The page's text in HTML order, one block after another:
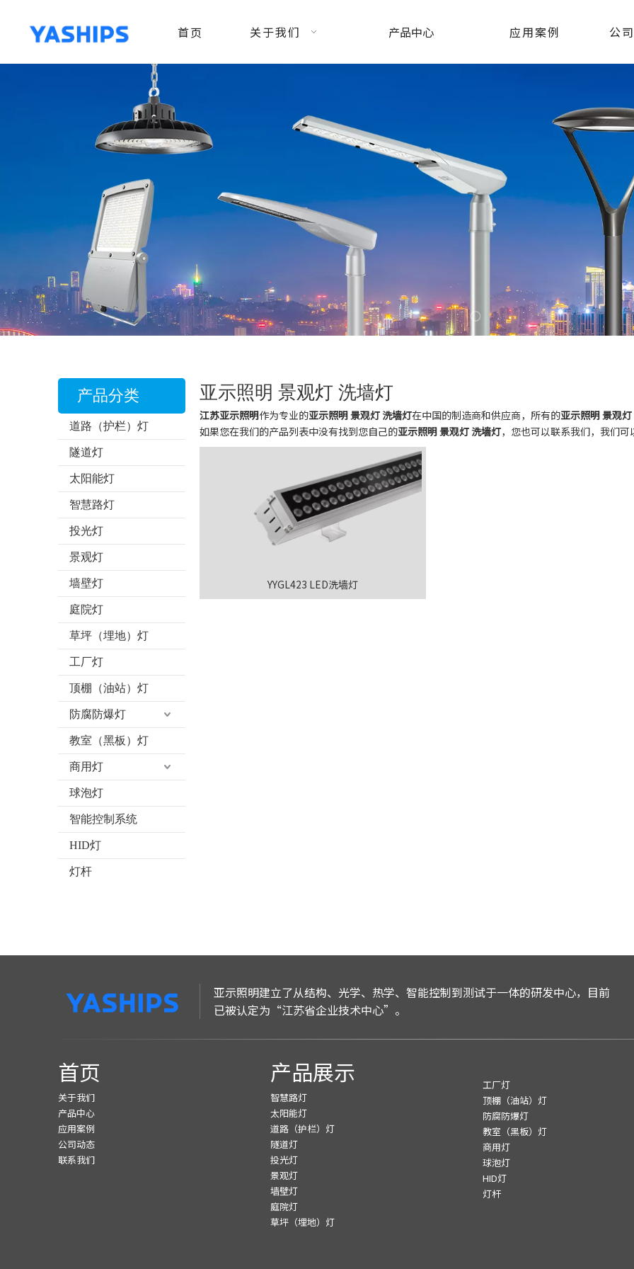
首页 关于我们 产品中心 应用案例 公
产品分类
道路（护栏）灯
隧道灯
太阳能灯
智慧路灯
投光灯
景观灯
墙壁灯
庭院灯
草坪（埋地）灯
工厂灯
顶棚（油站）灯
防腐防爆灯
教室（黑板）灯
商用灯
球泡灯
智能控制系统
HID灯
灯杆
亚示照明 景观灯 洗墙灯
江苏亚示照明作为专业的亚示照明 景观灯 洗墙灯在中国的制造商和供应商，所有的亚示照明 景观
如果您在我们的产品列表中没有找到您自己的亚示照明 景观灯 洗墙灯，您也可以联系我们，我们可
YYGL423 LED洗墙灯
亚示照明建立了从结构、光学、热学、智能控制到测试于一体的研发中心，目前
已被认定为“江苏省企业技术中心”。
首页
关于我们
产品中心
应用案例
公司动态
联系我们
产品展示
智慧路灯
太阳能灯
道路（护栏）灯
隧道灯
投光灯
景观灯
墙壁灯
庭院灯
草坪（埋地）灯
工厂灯
顶棚（油站）灯
防腐防爆灯
教室（黑板）灯
商用灯
球泡灯
HID灯
灯杆